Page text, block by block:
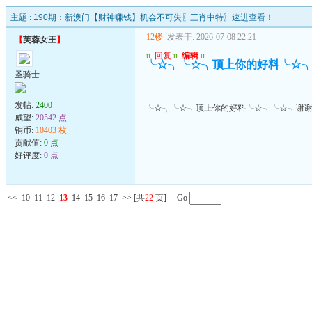
主题 : 190期：新澳门【财神赚钱】机会不可失〖三肖中特〗速进查看！
【芙蓉女王】
圣骑士
发帖: 2400
威望: 20542 点
铜币: 10403 枚
贡献值: 0 点
好评度: 0 点
12楼 发表于: 2026-07-08 22:21
u 回复 u 编辑 u
╰☆╮╰☆╮顶上你的好料
╰☆╮╰☆╮顶上你的好料╰☆╮╰☆╮谢
<< 10 11 12 13 14 15 16 17 >> [共22 页] Go